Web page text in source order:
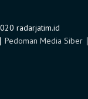
radarjatim.id
∣ Pedoman Media Siber∣